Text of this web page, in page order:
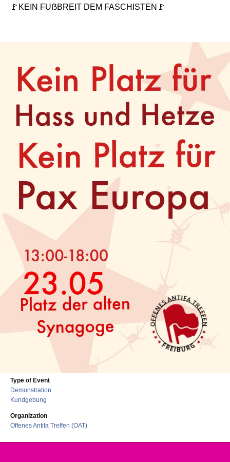
🚩 KEIN FUẞBREIT DEM FASCHISTEN 🚩
Type of Event
Demonstration
Kundgebung
Organization
Offenes Antifa Treffen (OAT)